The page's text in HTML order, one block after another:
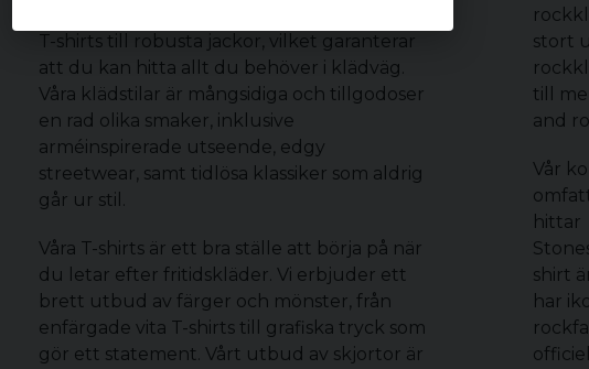
T-shirts till robusta jackor, vilket garanterar
att du kan hitta allt du behöver i klädväg.
Våra klädstilar är mångsidiga och tillgodoser
en rad olika smaker, inklusive
arméinspirerade utseende, edgy
streetwear, samt tidlösa klassiker som aldrig
går ur stil.
Våra T-shirts är ett bra ställe att börja på när
du letar efter fritidskläder. Vi erbjuder ett
brett utbud av färger och mönster, från
enfärgade vita T-shirts till grafiska tryck som
gör ett statement. Vårt utbud av skjortor är
stort
till
and
Vår
hittar
shirt
har